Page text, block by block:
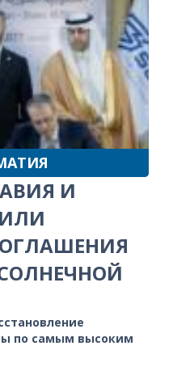
И
по самым высоким